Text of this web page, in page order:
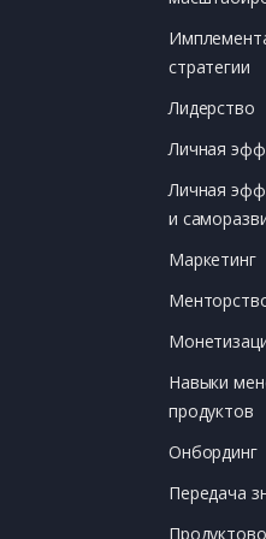
стратегии
Лидерство
Личная
Личная
и
Маркетинг
Навыки
продуктов
Онбординг
Передача